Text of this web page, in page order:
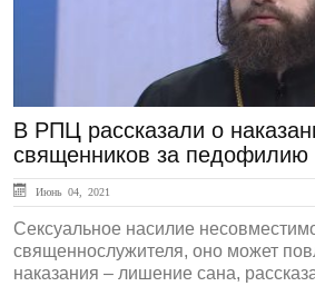
В РПЦ рассказали о
священников за педофилию
Июнь 04, 2021
Сексуальное насилие
священнослужителя, оно может
наказания – лишение сана,